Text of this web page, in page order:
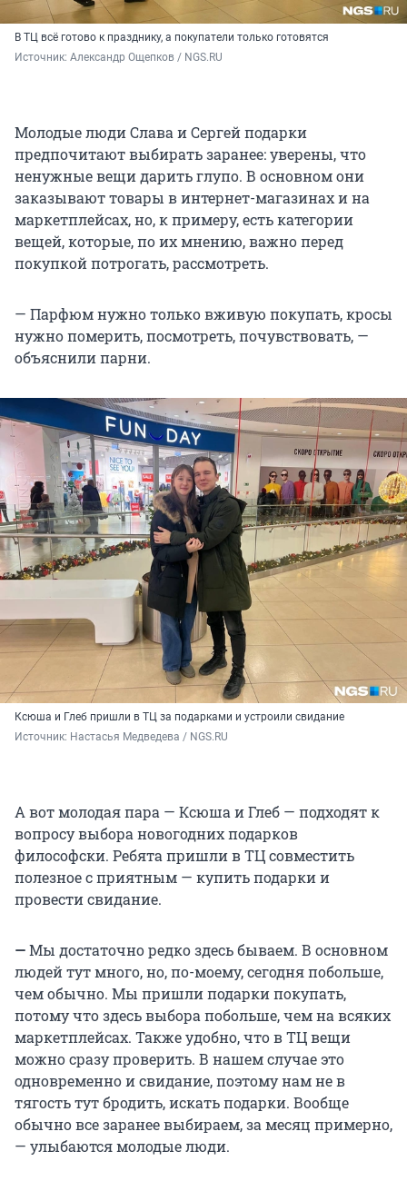
В ТЦ всё готово к празднику, а покупатели только готовятся
Источник: Александр Ощепков / NGS.RU
Молодые люди Слава и Сергей подарки
предпочитают выбирать заранее: уверены, что
ненужные вещи дарить глупо. В основном они
заказывают товары в интернет-магазинах и на
маркетплейсах, но, к примеру, есть категории
вещей, которые, по их мнению, важно перед
покупкой потрогать, рассмотреть.
— Парфюм нужно только вживую покупать, кросы
нужно померить, посмотреть, почувствовать, —
объяснили парни.
Ксюша и Глеб пришли в ТЦ за подарками и устроили свидание
Источник: Настасья Медведева / NGS.RU
А вот молодая пара — Ксюша и Глеб — подходят к
вопросу выбора новогодних подарков
философски. Ребята пришли в ТЦ совместить
полезное с приятным — купить подарки и
провести свидание.
—Мы достаточно редко здесь бываем. В основном
людей тут много, но, по-моему, сегодня побольше,
чем обычно. Мы пришли подарки покупать,
потому что здесь выбора побольше, чем на всяких
маркетплейсах. Также удобно, что в ТЦ вещи
можно сразу проверить. В нашем случае это
одновременно и свидание, поэтому нам не в
тягость тут бродить, искать подарки. Вообще
обычно все заранее выбираем, за месяц примерно,
— улыбаются молодые люди.